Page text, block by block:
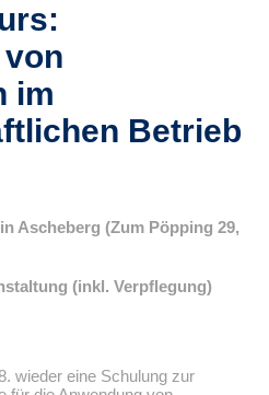
im
Betrieb
Ascheberg (Zum Pöpping 29,
(inkl. Verpflegung)
wieder eine Schulung zur